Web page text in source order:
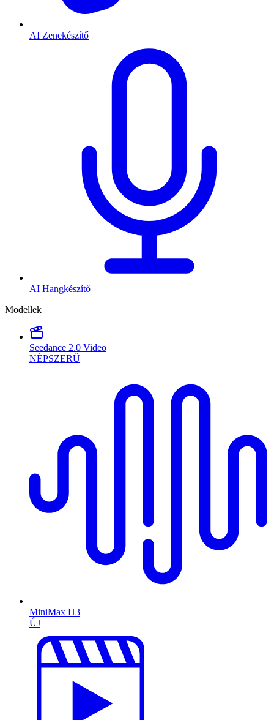
AI Zenekészítő
AI Hangkészítő
Modellek
Seedance 2.0 Video
NÉPSZERŰ
MiniMax H3
ÚJ